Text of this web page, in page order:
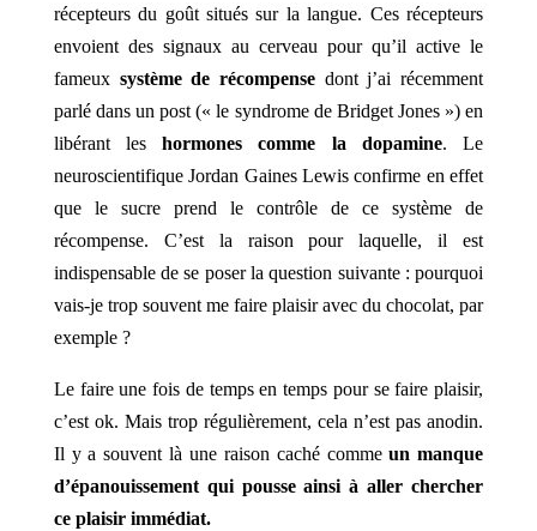
récepteurs du goût situés sur la langue. Ces récepteurs
envoient des signaux au cerveau pour qu’il active le
fameux système de récompense dont j’ai récemment
parlé dans un post («le syndrome de Bridget Jones») en
libérant leshormones comme la dopamine. Le
neuroscientifique Jordan Gaines Lewis confirme en effet
que le sucre prend le contrôle de ce système de
récompense. C’est la raison pour laquelle, il est
indispensable de se poser la question suivante : pourquoi
vais-je trop souvent me faire plaisir avec du chocolat, par
exemple ?
Le faire une fois de temps en temps pour se faire plaisir,
c’est ok. Mais trop régulièrement, cela n’est pas anodin.
Il y a souvent là une raison caché commeun manque
d’épanouissement qui pousse ainsi à aller chercher
ce plaisir immédiat.